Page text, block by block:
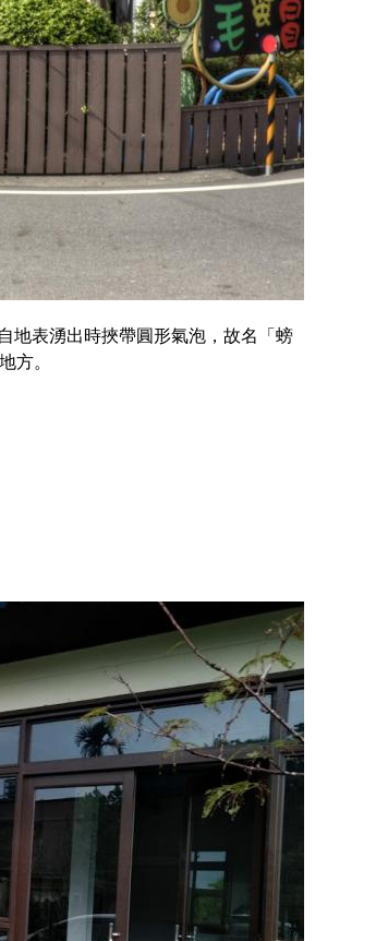
地表湧出時挾帶圓形氣泡，故名「螃
方。